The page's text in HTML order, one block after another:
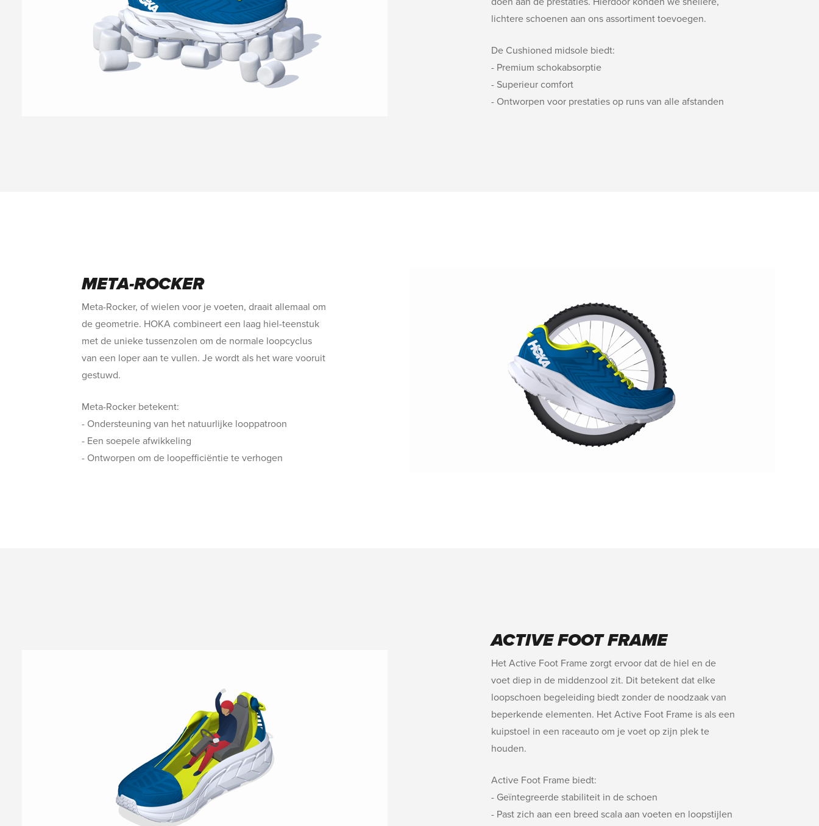
lichtere schoenen aan ons assortiment toevoegen.
De Cushioned midsole biedt:
- Premium schokabsorptie
- Superieur comfort
- Ontworpen voor prestaties op runs van alle afstanden
META-ROCKER
Meta-Rocker, of wielen voor je voeten, draait allemaal om
de geometrie. HOKA combineert een laag hiel-teenstuk
met de unieke tussenzolen om de normale loopcyclus
van een loper aan te vullen. Je wordt als het ware vooruit
gestuwd.
Meta-Rocker betekent:
- Ondersteuning van het natuurlijke looppatroon
- Een soepele afwikkeling
- Ontworpen om de loopefficiëntie te verhogen
ACTIVE FOOT FRAME
Het Active Foot Frame zorgt ervoor dat de hiel en de
voet diep in de middenzool zit. Dit betekent dat elke
loopschoen begeleiding biedt zonder de noodzaak van
beperkende elementen. Het Active Foot Frame is als een
kuipstoel in een raceauto om je voet op zijn plek te
houden.
Active Foot Frame biedt:
- Geïntegreerde stabiliteit in de schoen
- Past zich aan een breed scala aan voeten en loopstijlen